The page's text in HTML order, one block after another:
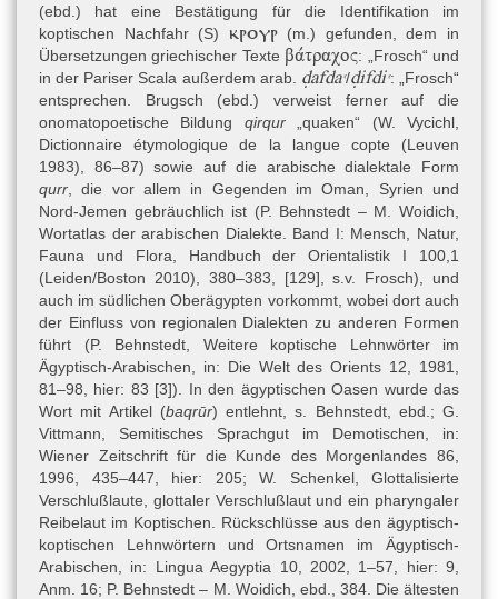
(ebd.) hat eine Bestätigung für die Identifikation im
koptischen Nachfahr (S) ⲕⲣⲟⲩⲣ(m.) gefunden, dem in
Übersetzungen griechischer Texte βάτραχος: „Frosch“ und
in der Pariser Scala außerdem arab. ḍafdaꜥ/ḍifdiꜥ: „Frosch“
entsprechen. Brugsch (ebd.) verweist ferner auf die
onomatopoetische Bildung qirqur „quaken“ (W. Vycichl,
Dictionnaire étymologique de la langue copte (Leuven
1983) , 86–87) sowie auf die arabische dialektale Form
qurr , die vor allem in Gegenden im Oman, Syrien und
Nord-Jemen gebräuchlich ist (P. Behnstedt – M. Woidich,
Wortatlas der arabischen Dialekte. Band I: Mensch, Natur,
Fauna und Flora, Handbuch der Orientalistik I 100,1
(Leiden/Boston 2010), 380–383, [129], s.v. Frosch), und
auch im südlichen Oberägypten vorkommt, wobei dort auch
der Einfluss von regionalen Dialekten zu anderen Formen
führt (P. Behnstedt, Weitere koptische Lehnwörter im
Ägyptisch-Arabischen, in: Die Welt des Orients 12, 1981,
81–98, hier: 83 [3]). In den ägyptischen Oasen wurde das
Wort mit Artikel (baqrūr) entlehnt, s. Behnstedt, ebd.; G.
Vittmann, Semitisches Sprachgut im Demotischen, in:
Wiener Zeitschrift für die Kunde des Morgenlandes 86,
1996, 435–447, hier: 205; W. Schenkel, Glottalisierte
Verschlußlaute, glottaler Verschlußlaut und ein pharyngaler
Reibelaut im Koptischen. Rückschlüsse aus den ägyptisch-
koptischen Lehnwörtern und Ortsnamen im Ägyptisch-
Arabischen, in: Lingua Aegyptia 10, 2002, 1–57, hier: 9,
Anm. 16; P. Behnstedt – M. Woidich, ebd., 384. Die ältesten